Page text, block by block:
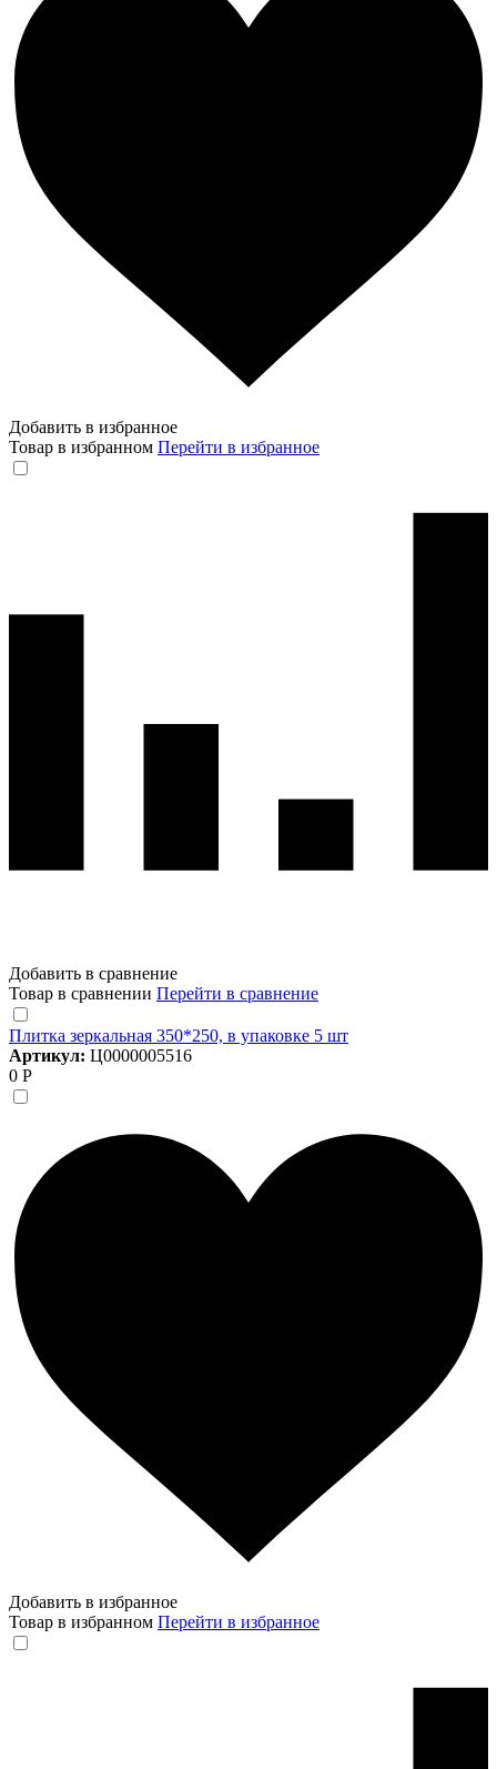
Добавить в избранное
Товар в избранном Перейти в избранное
Добавить в сравнение
Товар в сравнении Перейти в сравнение
Плитка зеркальная 350*250, в упаковке 5 шт
Артикул: Ц0000005516
0 Р
Добавить в избранное
Товар в избранном Перейти в избранное